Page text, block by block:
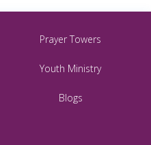
Prayer Towers
Youth Ministry
Blogs